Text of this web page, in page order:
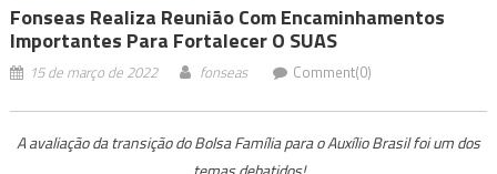
Fonseas Realiza Reunião Com Encaminhamentos
Importantes Para Fortalecer O SUAS
15 de março de 2022 fonseas Comment(0)
A avaliação da transição do Bolsa Família para o Auxílio Brasil foi um dos